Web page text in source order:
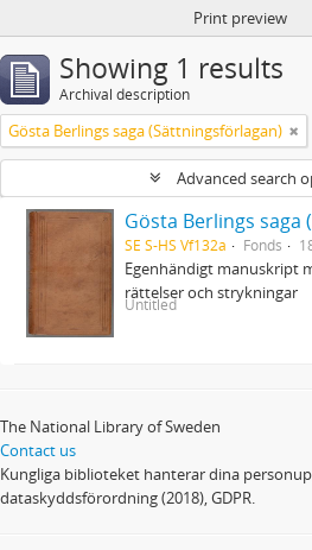
Print preview
Showing 1 results
Archival description
Gösta Berlings saga (Sättningsförlagan)
Advanced search
Gösta Berlings saga
SE S-HS Vf132a Fonds
Egenhändigt manuskript
rättelser och strykningar
Untitled
The National Library of Sweden
Contact us
Kungliga biblioteket hanterar dina
dataskyddsförordning (2018), GDPR.